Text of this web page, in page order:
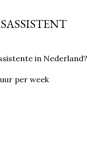
in Nederland?
per week